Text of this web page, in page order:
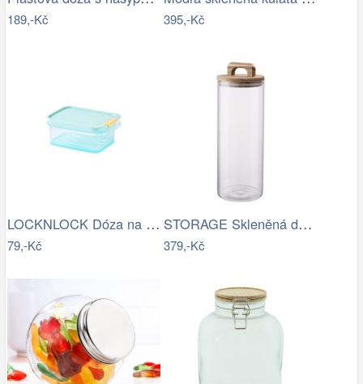
189,-Kč 395,-Kč
LOCKNLOCK Dóza na potraviny LOCK 450ml…
79,-Kč
STORAGE Skleněná dóza 1800 ml
379,-Kč